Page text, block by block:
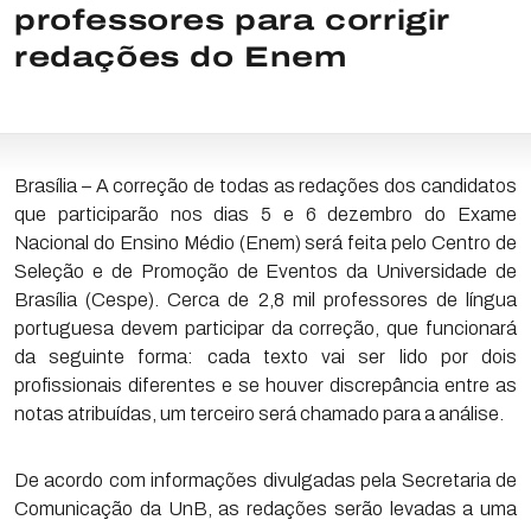
professores para corrigir
redações do Enem
Brasília – A correção de todas as redações dos candidatos
que participarão nos dias 5 e 6 dezembro do Exame
Nacional do Ensino Médio (Enem) será feita pelo Centro de
Seleção e de Promoção de Eventos da Universidade de
Brasília (Cespe). Cerca de 2,8 mil professores de língua
portuguesa devem participar da correção, que funcionará
da seguinte forma: cada texto vai ser lido por dois
profissionais diferentes e se houver discrepância entre as
notas atribuídas, um terceiro será chamado para a análise.
De acordo com informações divulgadas pela Secretaria de
Comunicação da UnB, as redações serão levadas a uma